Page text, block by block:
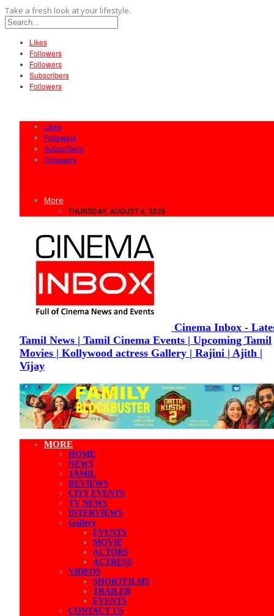
Take a fresh look at your lifestyle.
Likes
Followers
Followers
Subscribers
Followers
Likes
Followers
Subscribers
Followers
More
THURSDAY, AUGUST 6, 2026
Cinema Inbox -
Tamil News | Tamil Cinema Events | Upcoming Tamil
Movies | Kollywood actress Gallery | Rajini | Ajith |
Vijay
MORE
HOME
NEWS
TAMIL
REVIEWS
CITY EVENTS
TV NEWS
INTERVIEWS
Gallery
EVENTS
MOVIE
ACTORS
ACTRESS
VIDEOS
SHORTFILMS
TRAILER
EVENTS
CONTACT US